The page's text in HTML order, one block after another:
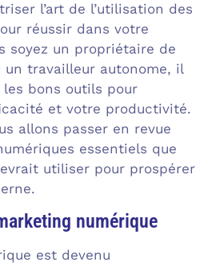
l’art de l’utilisation des
réussir dans votre
soyez un propriétaire de
travailleur autonome, il
bons outils pour
et votre productivité.
allons passer en revue
essentiels que
utiliser pour prospérer
numérique
est devenu